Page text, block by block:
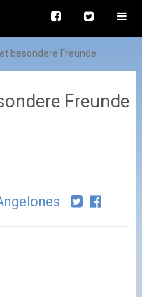
besondere Freunde
Freunde